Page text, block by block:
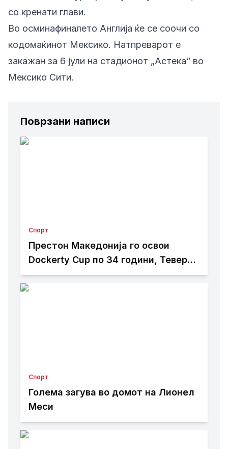
со кренати глави.
Во осминафиналето Англија ќе се соочи со
кодомаќинот Мексико. Натпреварот е
закажан за 6 јули на стадионот „Астека“ во
Мексико Сити.
Поврзани написи
Спорт
Престон Македонија го освои
Dockerty Cup по 34 години, Тевере
прогласен за најдобар играч
Спорт
Голема загува во домот на Лионел
Меси